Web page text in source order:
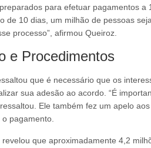
para efetuar pagamentos
de 10 dias, um milhão de pessoas
processo”, afirmou Queiroz.
e Procedimentos
que é necessário que os
sua adesão ao acordo. “É
Ele também fez um apelo
pagamento.
revelou que aproximadamente 4,2